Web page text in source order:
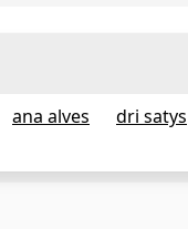
ana alves dri satys